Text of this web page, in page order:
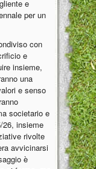
e
per un
con
e
insieme,
una
e senso
societario e
26, insieme
rivolte
avvicinarsi
è